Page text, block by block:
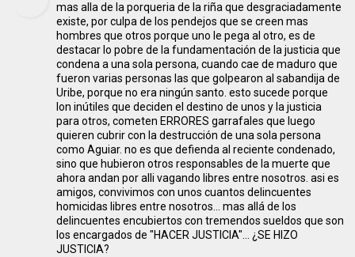
mas alla de la porqueria de la riña que desgraciadamente
existe, por culpa de los pendejos que se creen mas
hombres que otros porque uno le pega al otro, es de
destacar lo pobre de la fundamentación de la justicia que
condena a una sola persona, cuando cae de maduro que
fueron varias personas las que golpearon al sabandija de
Uribe, porque no era ningún santo. esto sucede porque
lon inútiles que deciden el destino de unos y la justicia
para otros, cometen ERRORES garrafales que luego
quieren cubrir con la destrucción de una sola persona
como Aguiar. no es que defienda al reciente condenado,
sino que hubieron otros responsables de la muerte que
ahora andan por alli vagando libres entre nosotros. asi es
amigos, convivimos con unos cuantos delincuentes
homicidas libres entre nosotros... mas allá de los
delincuentes encubiertos con tremendos sueldos que son
los encargados de "HACER JUSTICIA"... ¿SE HIZO
JUSTICIA?